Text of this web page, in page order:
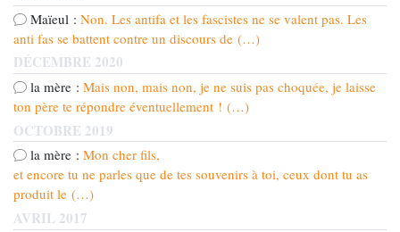
Maïeul : Non. Les antifa et les fascistes ne se valent pas. Les
anti fas se battent contre un discours de (…)
DÉCEMBRE 2020
la mère : Mais non, mais non, je ne suis pas choquée, je laisse
ton père te répondre éventuellement ! (…)
OCTOBRE 2019
la mère : Mon cher fils,
et encore tu ne parles que de tes souvenirs à toi, ceux dont tu as
produit le (…)
AVRIL 2017